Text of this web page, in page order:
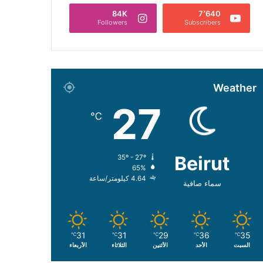
7٬640
Subscribers
84K
Followers
Weather
Beirut
سماء صافية
27
℃
65%
4.64 كيلومتر/ساعة
35
℃
السبت
36
℃
الأحد
29
℃
الأثنين
31
℃
الثلاثاء
31
℃
الأربعاء